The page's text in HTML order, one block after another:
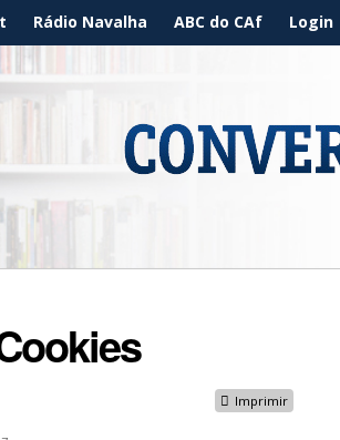
Rádio Navalha ABC do CAf Login
Imprimir